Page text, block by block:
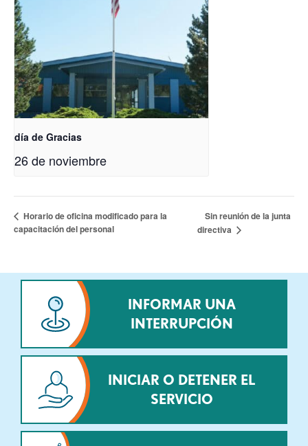
día de Gracias
26 de noviembre
Horario de oficina modificado para la
capacitación del personal
Sin reunión de la junta
directiva
INFORMAR UNA
INTERRUPCIÓN
INICIAR O DETENER EL
SERVICIO